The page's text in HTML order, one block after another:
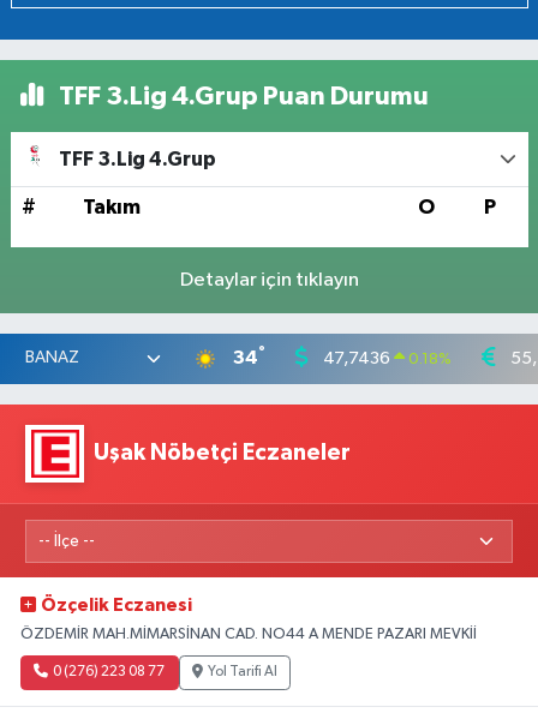
TFF 3.Lig 4.Grup Puan Durumu
TFF 3.Lig 4.Grup
# Takım O P
Detaylar için tıklayın
34° 47,7436 0.18%
Uşak Nöbetçi Eczaneler
Özçelik Eczanesi
ÖZDEMİR MAH.MİMARSİNAN CAD. NO44 A MENDE PAZARI MEVKİİ
0 (276) 223 08 77 Yol Tarifi Al